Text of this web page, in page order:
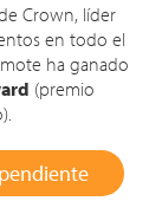
Crown, líder
en todo el
ha ganado
(premio